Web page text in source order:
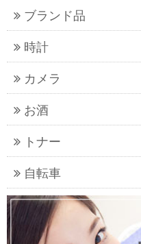
ブランド品
時計
カメラ
お酒
トナー
自転車